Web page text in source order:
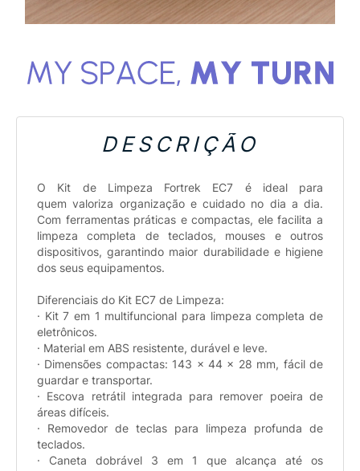
DESCRIÇÃO
O Kit de Limpeza Fortrek EC7 é ideal para
quem valoriza organização e cuidado no dia a dia.
Com ferramentas práticas e compactas, ele facilita a
limpeza completa de teclados, mouses e outros
dispositivos, garantindo maior durabilidade e higiene
dos seus equipamentos.
Diferenciais do Kit EC7 de Limpeza:
· Kit 7 em 1 multifuncional para limpeza completa de
eletrônicos.
· Material em ABS resistente, durável e leve.
· Dimensões compactas: 143 x 44 x 28 mm, fácil de
guardar e transportar.
· Escova retrátil integrada para remover poeira de
áreas difíceis.
· Removedor de teclas para limpeza profunda de
teclados.
· Caneta dobrável 3 em 1 que alcança até os